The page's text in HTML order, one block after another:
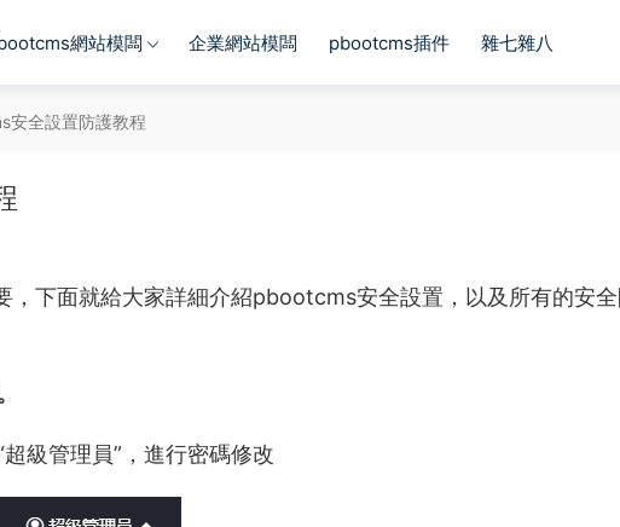
網站模闆 企業網站模闆 pbootcms插件 雜七雜八
安全設置防護教程
下面就給大家詳細介紹pbootcms安全設置，以及所有的安
級管理員”，進行密碼修改